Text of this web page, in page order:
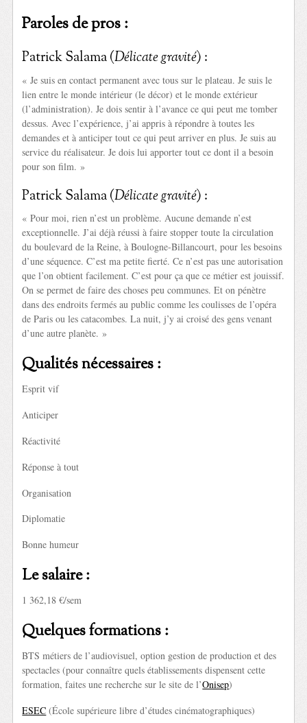
Paroles de pros :
Patrick Salama (Délicate gravité) :
« Je suis en contact permanent avec tous sur le plateau. Je suis le
lien entre le monde intérieur (le décor) et le monde extérieur
(l’administration). Je dois sentir à l’avance ce qui peut me tomber
dessus. Avec l’expérience, j’ai appris à répondre à toutes les
demandes et à anticiper tout ce qui peut arriver en plus. Je suis au
service du réalisateur. Je dois lui apporter tout ce dont il a besoin
pour son film. »
Patrick Salama (Délicate gravité) :
« Pour moi, rien n’est un problème. Aucune demande n’est
exceptionnelle. J’ai déjà réussi à faire stopper toute la circulation
du boulevard de la Reine, à Boulogne-Billancourt, pour les besoins
d’une séquence. C’est ma petite fierté. Ce n’est pas une autorisation
que l’on obtient facilement. C’est pour ça que ce métier est jouissif.
On se permet de faire des choses peu communes. Et on pénètre
dans des endroits fermés au public comme les coulisses de l’opéra
de Paris ou les catacombes. La nuit, j’y ai croisé des gens venant
d’une autre planète. »
Qualités nécessaires :
Esprit vif
Anticiper
Réactivité
Réponse à tout
Organisation
Diplomatie
Bonne humeur
Le salaire :
1 362,18 €/sem
Quelques formations :
BTS métiers de l’audiovisuel, option gestion de production et des
spectacles (pour connaître quels établissements dispensent cette
formation, faites une recherche sur le site de l’Onisep)
ESEC (École supérieure libre d’études cinématographiques)